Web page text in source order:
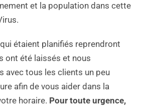
et la population dans cette
étaient planifiés reprendront
ont été laissés et nous
avec tous les clients un peu
afin de vous aider dans la
horaire. Pour toute urgence,